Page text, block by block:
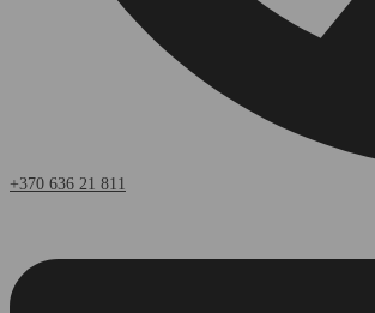
+370 636 21 811